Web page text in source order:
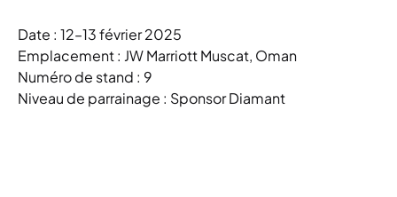
Date : 12–13 février 2025
Emplacement : JW Marriott Muscat, Oman
Numéro de stand : 9
Niveau de parrainage : Sponsor Diamant